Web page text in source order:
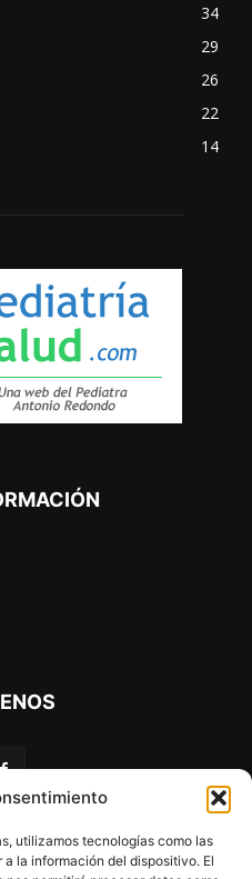
utilizamos tecnologías como las
la información del dispositivo. El
34
29
26
22
14